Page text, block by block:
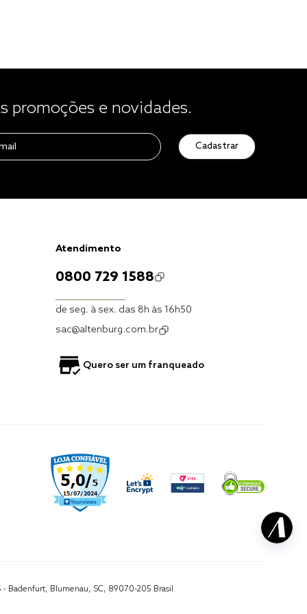
promoções e novidades.
Cadastrar
Atendimento
0800 729 1588
de seg. à sex. das 8h às 16h50
sac@altenburg.com.br
Quero ser um franqueado
- Badenfurt, Blumenau, SC, 89070-205 Brasil